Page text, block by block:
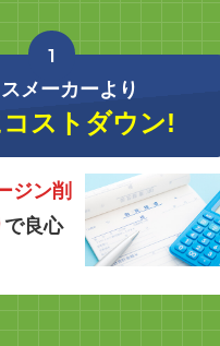
1
メーカーより
ストダウン!
ジン削
で良心